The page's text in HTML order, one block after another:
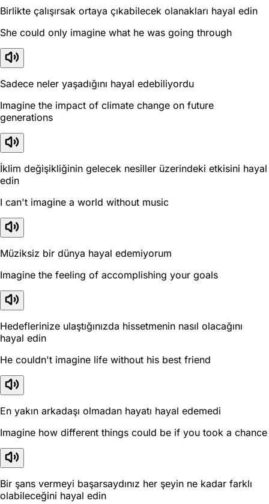
Birlikte çalışırsak ortaya çıkabilecek olanakları hayal edin
She could only imagine what he was going through
Sadece neler yaşadığını hayal edebiliyordu
Imagine the impact of climate change on future
generations
İklim değişikliğinin gelecek nesiller üzerindeki etkisini hayal
edin
I can't imagine a world without music
Müziksiz bir dünya hayal edemiyorum
Imagine the feeling of accomplishing your goals
Hedeflerinize ulaştığınızda hissetmenin nasıl olacağını
hayal edin
He couldn't imagine life without his best friend
En yakın arkadaşı olmadan hayatı hayal edemedi
Imagine how different things could be if you took a chance
Bir şans vermeyi başarsaydınız her şeyin ne kadar farklı
olabileceğini hayal edin